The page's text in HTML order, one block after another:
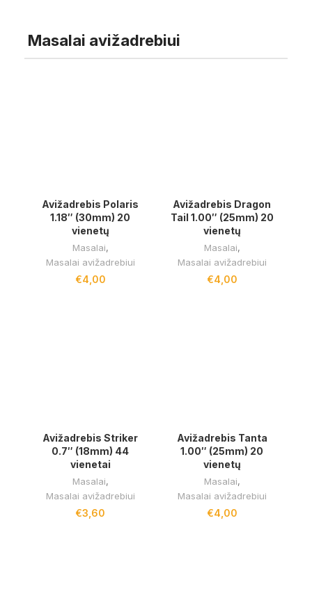
Masalai avižadrebiui
Avižadrebis Polaris
1.18″ (30mm) 20
vienetų
Masalai,
Masalai avižadrebiui
€4,00
Avižadrebis Dragon
Tail 1.00″ (25mm) 20
vienetų
Masalai,
Masalai avižadrebiui
€4,00
Avižadrebis Striker
0.7″ (18mm) 44
vienetai
Masalai,
Masalai avižadrebiui
€3,60
Avižadrebis Tanta
1.00″ (25mm) 20
vienetų
Masalai,
Masalai avižadrebiui
€4,00